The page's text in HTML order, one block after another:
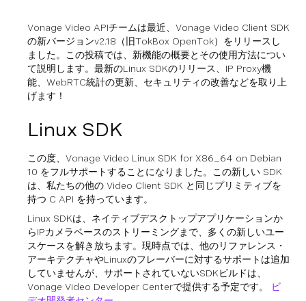
Vonage Video APIチームは最近、Vonage Video Client SDK
の新バージョンv2.18（旧TokBox OpenTok）をリリースし
ました。この投稿では、新機能の概要とその使用方法につい
て説明します。最新のLinux SDKのリリース、IP Proxy機
能、WebRTC統計の更新、セキュリティの改善などを取り上
げます！
Linux SDK
この度、Vonage Video Linux SDK for X86_64 on Debian
10 をフルサポートすることになりました。この新しい SDK
は、私たちの他の Video Client SDK と同じプリミティブを
持つ C API を持っています。
Linux SDKは、ネイティブデスクトップアプリケーションか
らIPカメラベースのストリーミングまで、多くの新しいユー
スケースを解き放ちます。現時点では、他のリファレンス・
アーキテクチャやLinuxのフレーバーに対するサポートは追加
していませんが、サポートされていないSDKビルドは、
Vonage Video Developer Centerで提供する予定です。
ビ